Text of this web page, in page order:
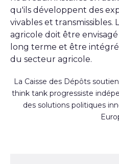
qu'ils développent des
vivables et transmissibles.
agricole doit être
long terme et être
du secteur agricole.
La Caisse des Dépôts
think tank progressiste
des solutions politiques